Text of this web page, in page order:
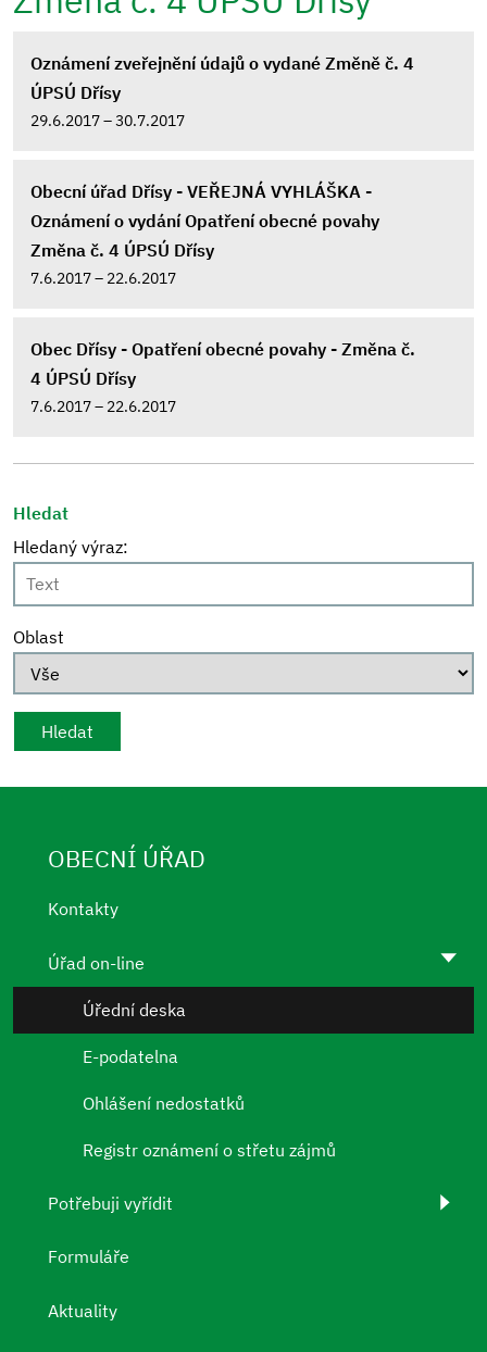
Oznámení zveřejnění údajů o vydané Změně č. 4
ÚPSÚ Dřísy
29.6.2017 – 30.7.2017
Obecní úřad Dřísy - VEŘEJNÁ VYHLÁŠKA -
Oznámení o vydání Opatření obecné povahy
Změna č. 4 ÚPSÚ Dřísy
7.6.2017 – 22.6.2017
Obec Dřísy - Opatření obecné povahy - Změna č.
4 ÚPSÚ Dřísy
7.6.2017 – 22.6.2017
Hledat
Hledaný výraz:
Oblast
OBECNÍ ÚŘAD
Kontakty
Úřad on-line
Úřední deska
E-podatelna
Ohlášení nedostatků
Registr oznámení o střetu zájmů
Potřebuji vyřídit
Formuláře
Aktuality